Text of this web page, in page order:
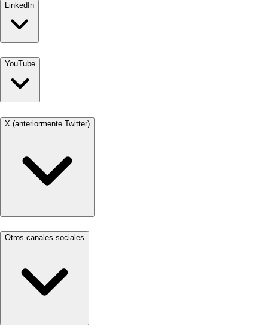
LinkedIn
YouTube
X (anteriormente Twitter)
Otros canales sociales